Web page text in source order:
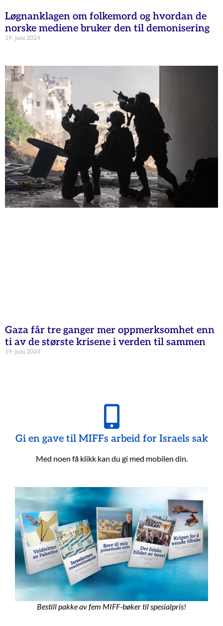
Løgnanklagen om folkemord og hvordan de
norske mediene bruker den til demonisering
19. juni 2024
Gaza får tre ganger mer oppmerksomhet enn
ti av de største krisene i verden til sammen
19. juni 2024
Gi en gave til MIFFs arbeid for Israels sak
Med noen få klikk kan du gi med mobilen din.
Bestill pakke av fem MIFF-bøker til spesialpris!